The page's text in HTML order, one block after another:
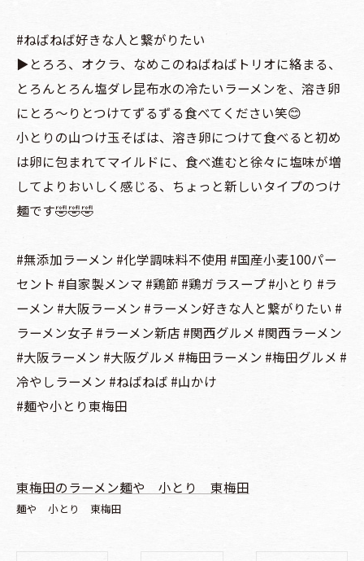
#ねばねば好きな人と繋がりたい
▶️とろろ、オクラ、なめこのねばねばトリオに絡まる、
とろんとろん塩ダレ昆布水の冷たいラーメンを、溶き卵
にとろ〜りとつけてずるずる食べてください笑😊
小とりの山つけ玉そばは、溶き卵につけて食べると初め
は卵に包まれてマイルドに、食べ進むと徐々に塩味が増
してよりおいしく感じる、ちょっと新しいタイプのつけ
麺です🤣🤣🤣
#無添加ラーメン #化学調味料不使用 #国産小麦100パー
セント #自家製メンマ #鶏節 #鶏ガラスープ #小とり #ラ
ーメン #大阪ラーメン #ラーメン好きな人と繋がりたい #
ラーメン女子 #ラーメン新店 #関西グルメ #関西ラーメン
#大阪ラーメン #大阪グルメ #梅田ラーメン #梅田グルメ #
冷やしラーメン #ねばねば #山かけ
#麺や小とり東梅田
東梅田のラーメン麺や 小とり 東梅田
麺や 小とり 東梅田